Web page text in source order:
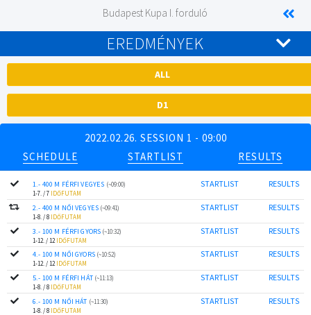
Budapest Kupa I. forduló
EREDMÉNYEK
ALL
D1
2022.02.26. SESSION 1 - 09:00
SCHEDULE
STARTLIST RESULTS
1.- 400 M FÉRFI VEGYES (~09:00)
1-7. / 7 IDŐFUTAM
STARTLIST RESULTS
2.- 400 M NŐI VEGYES (~09:41)
1-8. / 8 IDŐFUTAM
STARTLIST RESULTS
3.- 100 M FÉRFI GYORS (~10:32)
1-12. / 12 IDŐFUTAM
STARTLIST RESULTS
4.- 100 M NŐI GYORS (~10:52)
1-12. / 12IDŐFUTAM
STARTLIST RESULTS
5.- 100 M FÉRFI HÁT (~11:13)
1-8. / 8 IDŐFUTAM
STARTLIST RESULTS
6.- 100 M NŐI HÁT (~11:30)
1-8. / 8 IDŐFUTAM
STARTLIST RESULTS